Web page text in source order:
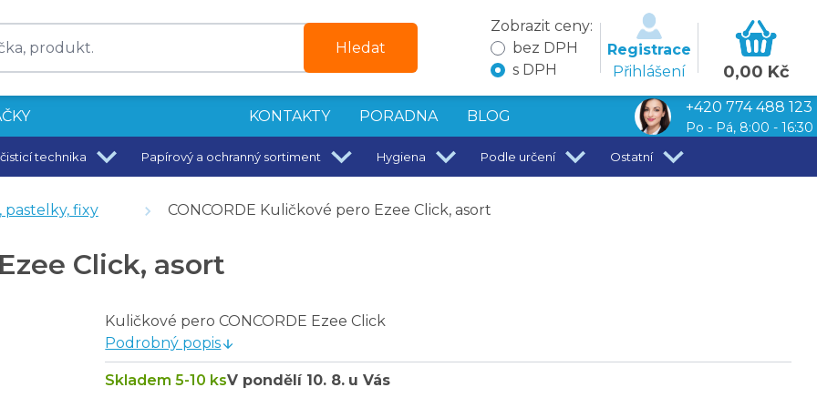
Hledat
Zobrazit ceny:
bez DPH
s DPH
Registrace
Přihlášení
0,00 Kč
KONTAKTY PORADNA BLOG
+420 774 488 123
Po - Pá, 8:00 - 16:30
technika Papírový a ochranný sortiment Hygiena Podle určení Ostatní
pastelky, fixy CONCORDE Kuličkové pero Ezee Click, asort
Click, asort
Kuličkové pero CONCORDE Ezee Click
Podrobný popis
Skladem 5-10 ksV pondělí 10. 8. u Vás